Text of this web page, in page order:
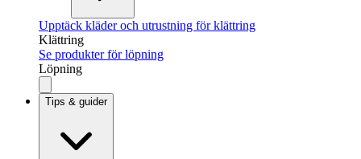
Upptäck kläder och utrustning för klättring
Klättring
Se produkter för löpning
Löpning
Tips & guider